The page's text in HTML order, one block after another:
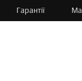
Гарантії